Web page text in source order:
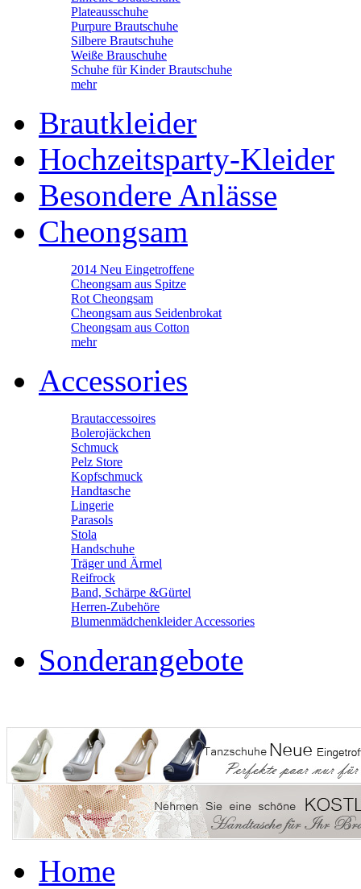
Plateausschuhe
Purpure Brautschuhe
Silbere Brautschuhe
Weiße Brauschuhe
Schuhe für Kinder Brautschuhe
mehr
Brautkleider
Hochzeitsparty-Kleider
Besondere Anlässe
Cheongsam
2014 Neu Eingetroffene
Cheongsam aus Spitze
Rot Cheongsam
Cheongsam aus Seidenbrokat
Cheongsam aus Cotton
mehr
Accessories
Brautaccessoires
Bolerojäckchen
Schmuck
Pelz Store
Kopfschmuck
Handtasche
Lingerie
Parasols
Stola
Handschuhe
Träger und Ärmel
Reifrock
Band, Schärpe &Gürtel
Herren-Zubehöre
Blumenmädchenkleider Accessories
Sonderangebote
Home